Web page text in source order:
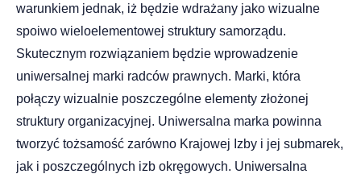
warunkiem jednak, iż będzie wdrażany jako wizualne
spoiwo wieloelementowej struktury samorządu.
Skutecznym rozwiązaniem będzie wprowadzenie
uniwersalnej marki radców prawnych. Marki, która
połączy wizualnie poszczególne elementy złożonej
struktury organizacyjnej. Uniwersalna marka powinna
tworzyć tożsamość zarówno Krajowej Izby i jej submarek,
jak i poszczególnych izb okręgowych. Uniwersalna